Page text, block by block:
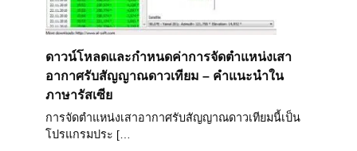
ดาวน์โหลดและกำหนดค่าการจัดตำแหน่งเสา
อากาศรับสัญญาณดาวเทียม – คำแนะนำใน
ภาษารัสเซีย
การจัดตำแหน่งเสาอากาศรับสัญญาณดาวเทียมนี้เป็น
โปรแกรมประ […